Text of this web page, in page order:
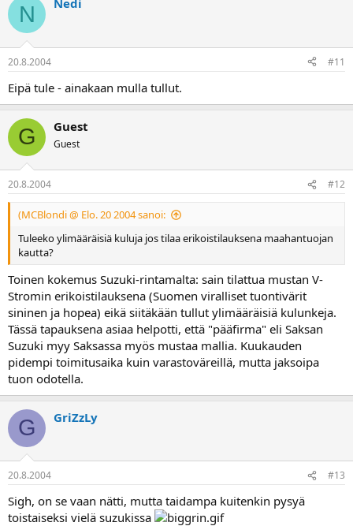
N Nedi
20.8.2004 #11
Eipä tule - ainakaan mulla tullut.
G Guest
Guest
20.8.2004 #12
(MCBlondi @ Elo. 20 2004 sanoi:
Tuleeko ylimääräisiä kuluja jos tilaa erikoistilauksena maahantuojan
kautta?
Toinen kokemus Suzuki-rintamalta: sain tilattua mustan V-
Stromin erikoistilauksena (Suomen viralliset tuontivärit
sininen ja hopea) eikä siitäkään tullut ylimääräisiä kulunkeja.
Tässä tapauksena asiaa helpotti, että "pääfirma" eli Saksan
Suzuki myy Saksassa myös mustaa mallia. Kuukauden
pidempi toimitusaika kuin varastoväreillä, mutta jaksoipa
tuon odotella.
G GriZzLy
20.8.2004 #13
Sigh, on se vaan nätti, mutta taidampa kuitenkin pysyä
toistaiseksi vielä suzukissa